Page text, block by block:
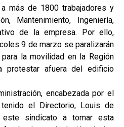
más de 1800 trabajadores y
Mantenimiento, Ingeniería,
de la empresa. Por ello,
9 de marzo se paralizarán
la movilidad en la Región
protestar afuera del edificio
encabezada por el
el Directorio, Louis de
este sindicato a tomar esta